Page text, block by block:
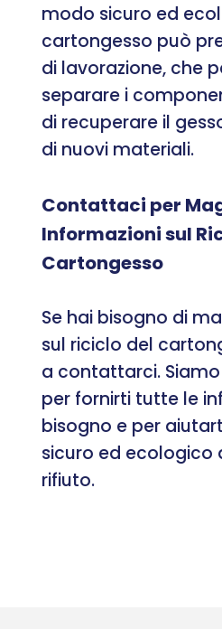
modo sicuro ed
cartongesso può
di lavorazione, che
separare i
di recuperare il
di nuovi materiali.
Contattaci per
Informazioni sul
Cartongesso
Se hai bisogno di
sul riciclo del
a contattarci.
per fornirti tutte le
bisogno e per
sicuro ed ecologico
rifiuto.